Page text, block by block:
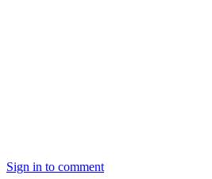
Sign in to comment